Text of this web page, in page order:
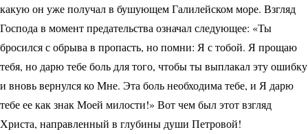
какую он уже получал в бушующем Галилейском море. Взгляд
Господа в момент предательства означал следующее: «Ты
бросился с обрыва в пропасть, но помни: Я с тобой. Я прощаю
тебя, но дарю тебе боль для того, чтобы ты выплакал эту ошибку
и вновь вернулся ко Мне. Эта боль необходима тебе, и Я дарю
тебе ее как знак Моей милости!» Вот чем был этот взгляд
Христа, направленный в глубины души Петровой!